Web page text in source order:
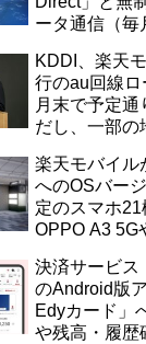
ータ通信（毎
から利用可能
KDDI、楽天
行のau回線
月末で予定通
だし、一部の
維持に協力へ
楽天モバイル
へのOSバー
定のスマホ21
OPPO A3 5G
対象
決済サービス
のAndroid版
Edyカード」
や残高・履歴